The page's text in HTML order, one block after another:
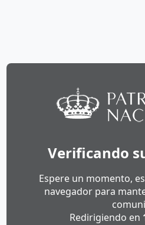
Verificando
Espere un momento,
navegador para
Redirigiendo en